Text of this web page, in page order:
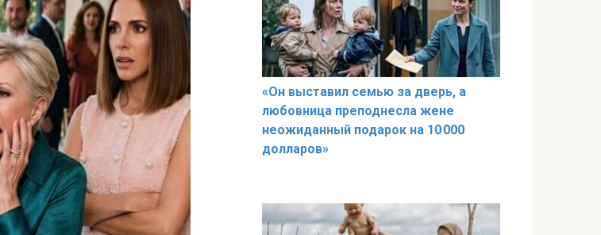
«Он выставил семью за дверь, а
любовница преподнесла жене
неожиданный подарок на 10 000
долларов»